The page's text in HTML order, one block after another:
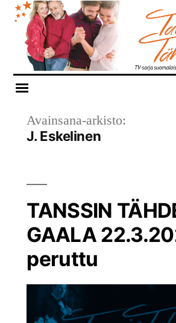
Siirry
sisältöön
Avainsana-arkisto:
J. Eskelinen
TANSSIN
GAALA
peruttu